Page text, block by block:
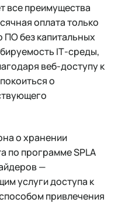
все преимущества
оплата только
ПО без капитальных
IТ-среды,
веб-доступу к
о
о хранении
по программе SPLA
—
услуги доступа к
привлечения